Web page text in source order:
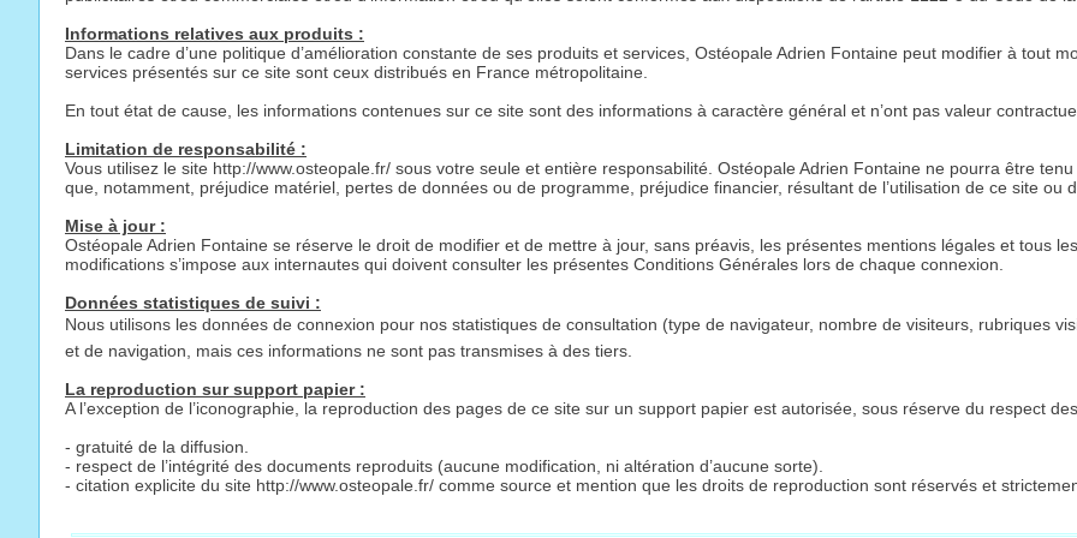
Informations relatives aux produits :
Dans le cadre d’une politique d’amélioration constante de ses produits et services, Ostéopale Adrien Fontaine peut modifier à tout
services présentés sur ce site sont ceux distribués en France métropolitaine.
En tout état de cause, les informations contenues sur ce site sont des informations à caractère général et n’ont pas valeur
Limitation de responsabilité :
Vous utilisez le site http://www.osteopale.fr/ sous votre seule et entière responsabilité. Ostéopale Adrien Fontaine ne pourra être
que, notamment, préjudice matériel, pertes de données ou de programme, préjudice financier, résultant de l’utilisation de ce site ou
Mise à jour :
Ostéopale Adrien Fontaine se réserve le droit de modifier et de mettre à jour, sans préavis, les présentes mentions légales et tous
modifications s’impose aux internautes qui doivent consulter les présentes Conditions Générales lors de chaque connexion.
Données statistiques de suivi :
Nous utilisons les données de connexion pour nos statistiques de consultation (type de navigateur, nombre de visiteurs, rubriques
et de navigation, mais ces informations ne sont pas transmises à des tiers.
La reproduction sur support papier :
A l’exception de l’iconographie, la reproduction des pages de ce site sur un support papier est autorisée, sous réserve du respect
- gratuité de la diffusion.
- respect de l’intégrité des documents reproduits (aucune modification, ni altération d’aucune sorte).
- citation explicite du site http://www.osteopale.fr/ comme source et mention que les droits de reproduction sont réservés et